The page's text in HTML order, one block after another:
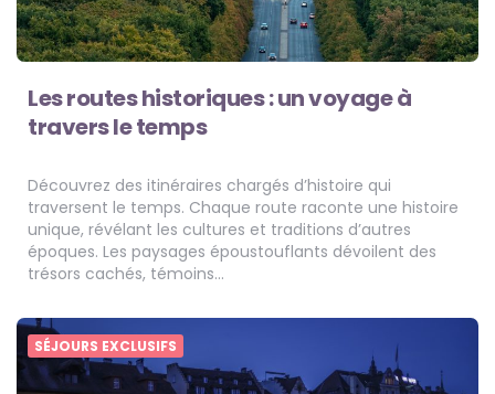
Les routes historiques : un voyage à
travers le temps
Découvrez des itinéraires chargés d’histoire qui
traversent le temps. Chaque route raconte une histoire
unique, révélant les cultures et traditions d’autres
époques. Les paysages époustouflants dévoilent des
trésors cachés, témoins…
SÉJOURS EXCLUSIFS